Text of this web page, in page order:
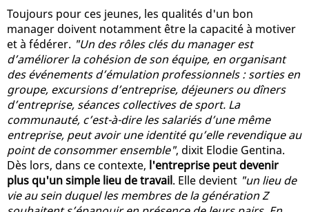
Toujours pour ces jeunes, les qualités d'un bon
manager doivent notamment être la capacité à motiver
et à fédérer. "Un des rôles clés du manager est
d’améliorer la cohésion de son équipe, en organisant
des événements d’émulation professionnels : sorties en
groupe, excursions d’entreprise, déjeuners ou dîners
d’entreprise, séances collectives de sport. La
communauté, c’est-à-dire les salariés d’une même
entreprise, peut avoir une identité qu’elle revendique au
point de consommer ensemble", dixit Elodie Gentina.
Dès lors, dans ce contexte, l'entreprise peut devenir
plus qu'un simple lieu de travail. Elle devient "un lieu de
vie au sein duquel les membres de la génération Z